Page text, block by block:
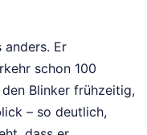
Er
schon 100
Blinker frühzeitig,
– so deutlich,